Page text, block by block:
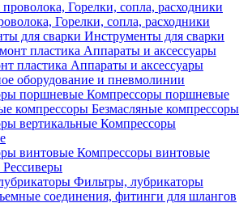
Горелки, сопла, расходники
Инструменты для сварки
пластика Аппараты и аксессуары
оборудование и пневмолинии
Компрессоры поршневые
Безмасляные компрессоры
Компрессоры
Компрессоры винтовые
Рессиверы
Фильтры, лубрикаторы